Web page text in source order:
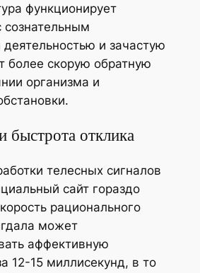
функционирует
сознательным
и зачастую
более скорую обратную
организма и
отклика
телесных сигналов
сайт гораздо
рационального
может
аффективную
12-15 миллисекунд, в то